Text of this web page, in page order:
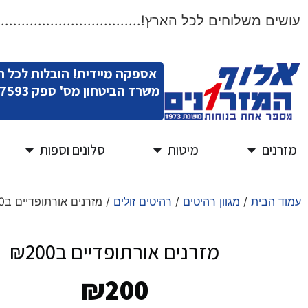
עושים משלוחים לכל
אספקה מיידית! הובלות לכל
משרד הביטחון מס' ספק 11007593
מזרנים מיטות סלונים וספות
עמוד הבית / מגוון רהיטים / רהיטים זולים / מזרנים אורתופדיים ב₪200
מזרנים אורתופדיים ב₪200
₪200